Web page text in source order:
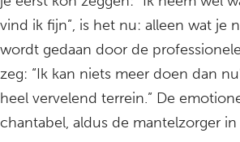
vind ik fijn”, is het nu: alleen wat je
wordt gedaan door de
zeg: “Ik kan niets meer doen dan
heel vervelend terrein.” De
chantabel, aldus de mantelzorger in